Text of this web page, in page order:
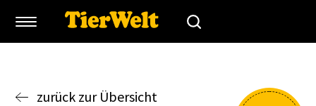
zurück zur Übersicht